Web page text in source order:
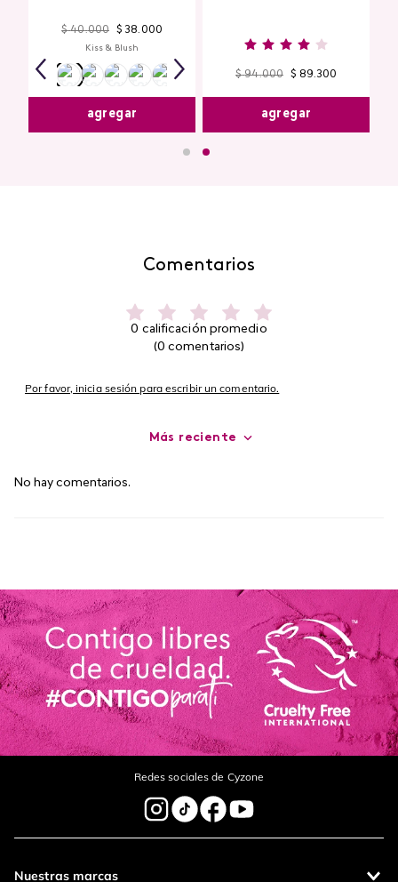
$ 40.000 $ 38.000
Kiss & Blush
agregar
$ 94.000 $ 89.300
agregar
Comentarios
0 calificación promedio
(0 comentarios)
Por favor, inicia sesión para escribir un comentario.
Más reciente
No hay comentarios.
Redes sociales de Cyzone
Nuestras marcas